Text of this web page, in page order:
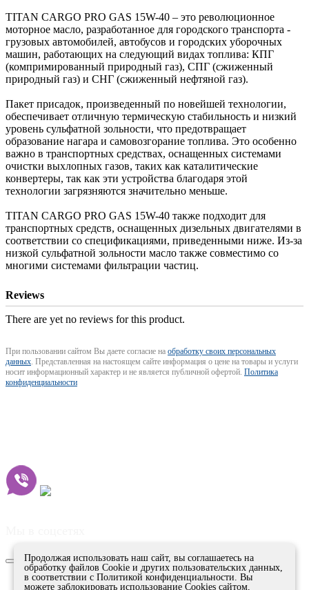
TITAN CARGO PRO GAS 15W-40 – это революционное
моторное масло, разработанное для городского транспорта -
грузовых автомобилей, автобусов и городских уборочных
машин, работающих на следующий видах топлива: КПГ
(компримированный природный газ), СПГ (сжиженный
природный газ) и СНГ (сжиженный нефтяной газ).
Пакет присадок, произведенный по новейшей технологии,
обеспечивает отличную термическую стабильность и низкий
уровень сульфатной зольности, что предотвращает
образование нагара и самовозгорание топлива. Это особенно
важно в транспортных средствах, оснащенных системами
очистки выхлопных газов, таких как каталитические
конвертеры, так как эти устройства благодаря этой
технологии загрязняются значительно меньше.
TITAN CARGO PRO GAS 15W-40 также подходит для
транспортных средств, оснащенных дизельных двигателями в
соответствии со спецификациями, приведенными ниже. Из-за
низкой сульфатной зольности масло также совместимо со
многими системами фильтрации частиц.
Reviews
There are yet no reviews for this product.
При пользовании сайтом Вы даете согласие на обработку своих персональных
данных . Представленная на настоящем сайте информация о цене на товары и услуги
носит информационный характер и не является публичной офертой. Политика
конфиденциальности
Joomla! 3 Templates
Продолжая использовать наш сайт, вы соглашаетесь на
обработку файлов Сookie и других пользовательских данных,
в соответствии с Политикой конфиденциальности. Вы
можете заблокировать использование Cookies сайтом,